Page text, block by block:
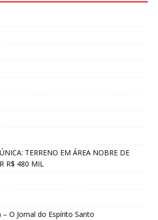
TERRENO EM ÁREA NOBRE DE
R$ 480 MIL
– O Jornal do Espírito Santo